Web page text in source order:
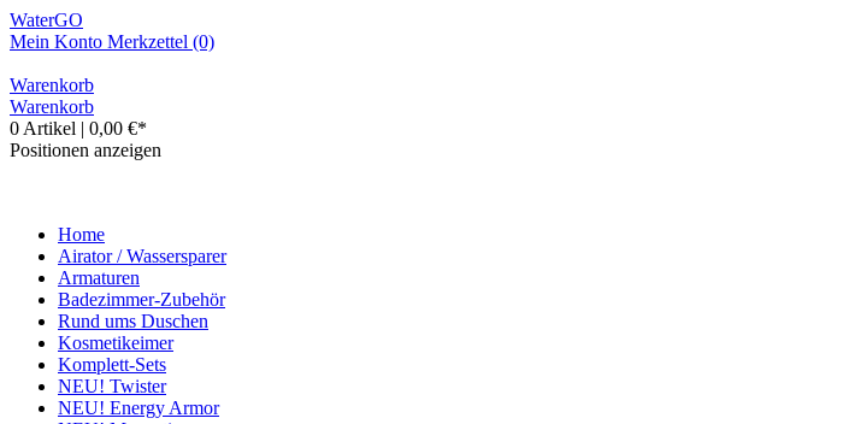
WaterGO
Mein Konto Merkzettel (0)
Warenkorb
Warenkorb
0 Artikel | 0,00 €*
Positionen anzeigen
Home
Airator / Wassersparer
Armaturen
Badezimmer-Zubehör
Rund ums Duschen
Kosmetikeimer
Komplett-Sets
NEU! Twister
NEU! Energy Armor